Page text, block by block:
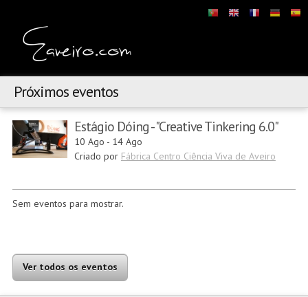
Próximos eventos
Estágio Dóing - "Creative Tinkering 6.0"
10 Ago - 14 Ago
Criado por Fábrica Centro Ciência Viva de Aveiro
Sem eventos para mostrar.
Ver todos os eventos